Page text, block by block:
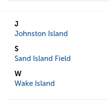
J
Johnston Island
S
Sand Island Field
W
Wake Island